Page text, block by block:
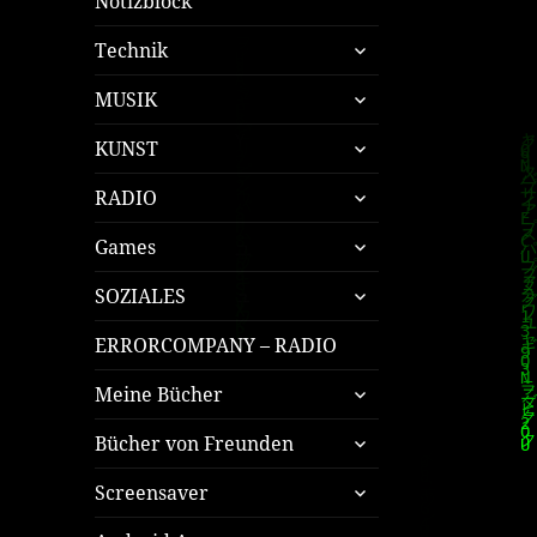
Technik
untermenü
öffnen
MUSIK
untermenü
öffnen
KUNST
untermenü
öffnen
RADIO
untermenü
öffnen
Games
untermenü
öffnen
SOZIALES
untermenü
öffnen
ERRORCOMPANY – RADIO
Meine Bücher
untermenü
öffnen
Bücher von Freunden
untermenü
öffnen
Screensaver
untermenü
öffnen